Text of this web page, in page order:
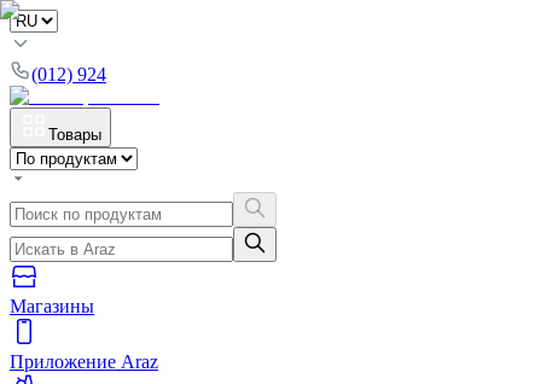
(012) 924
Товары
Магазины
Приложение Araz